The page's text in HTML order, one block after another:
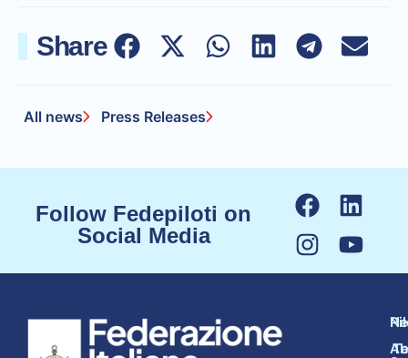
Share
All news Press Releases
Follow Fedepiloti on
Social Media